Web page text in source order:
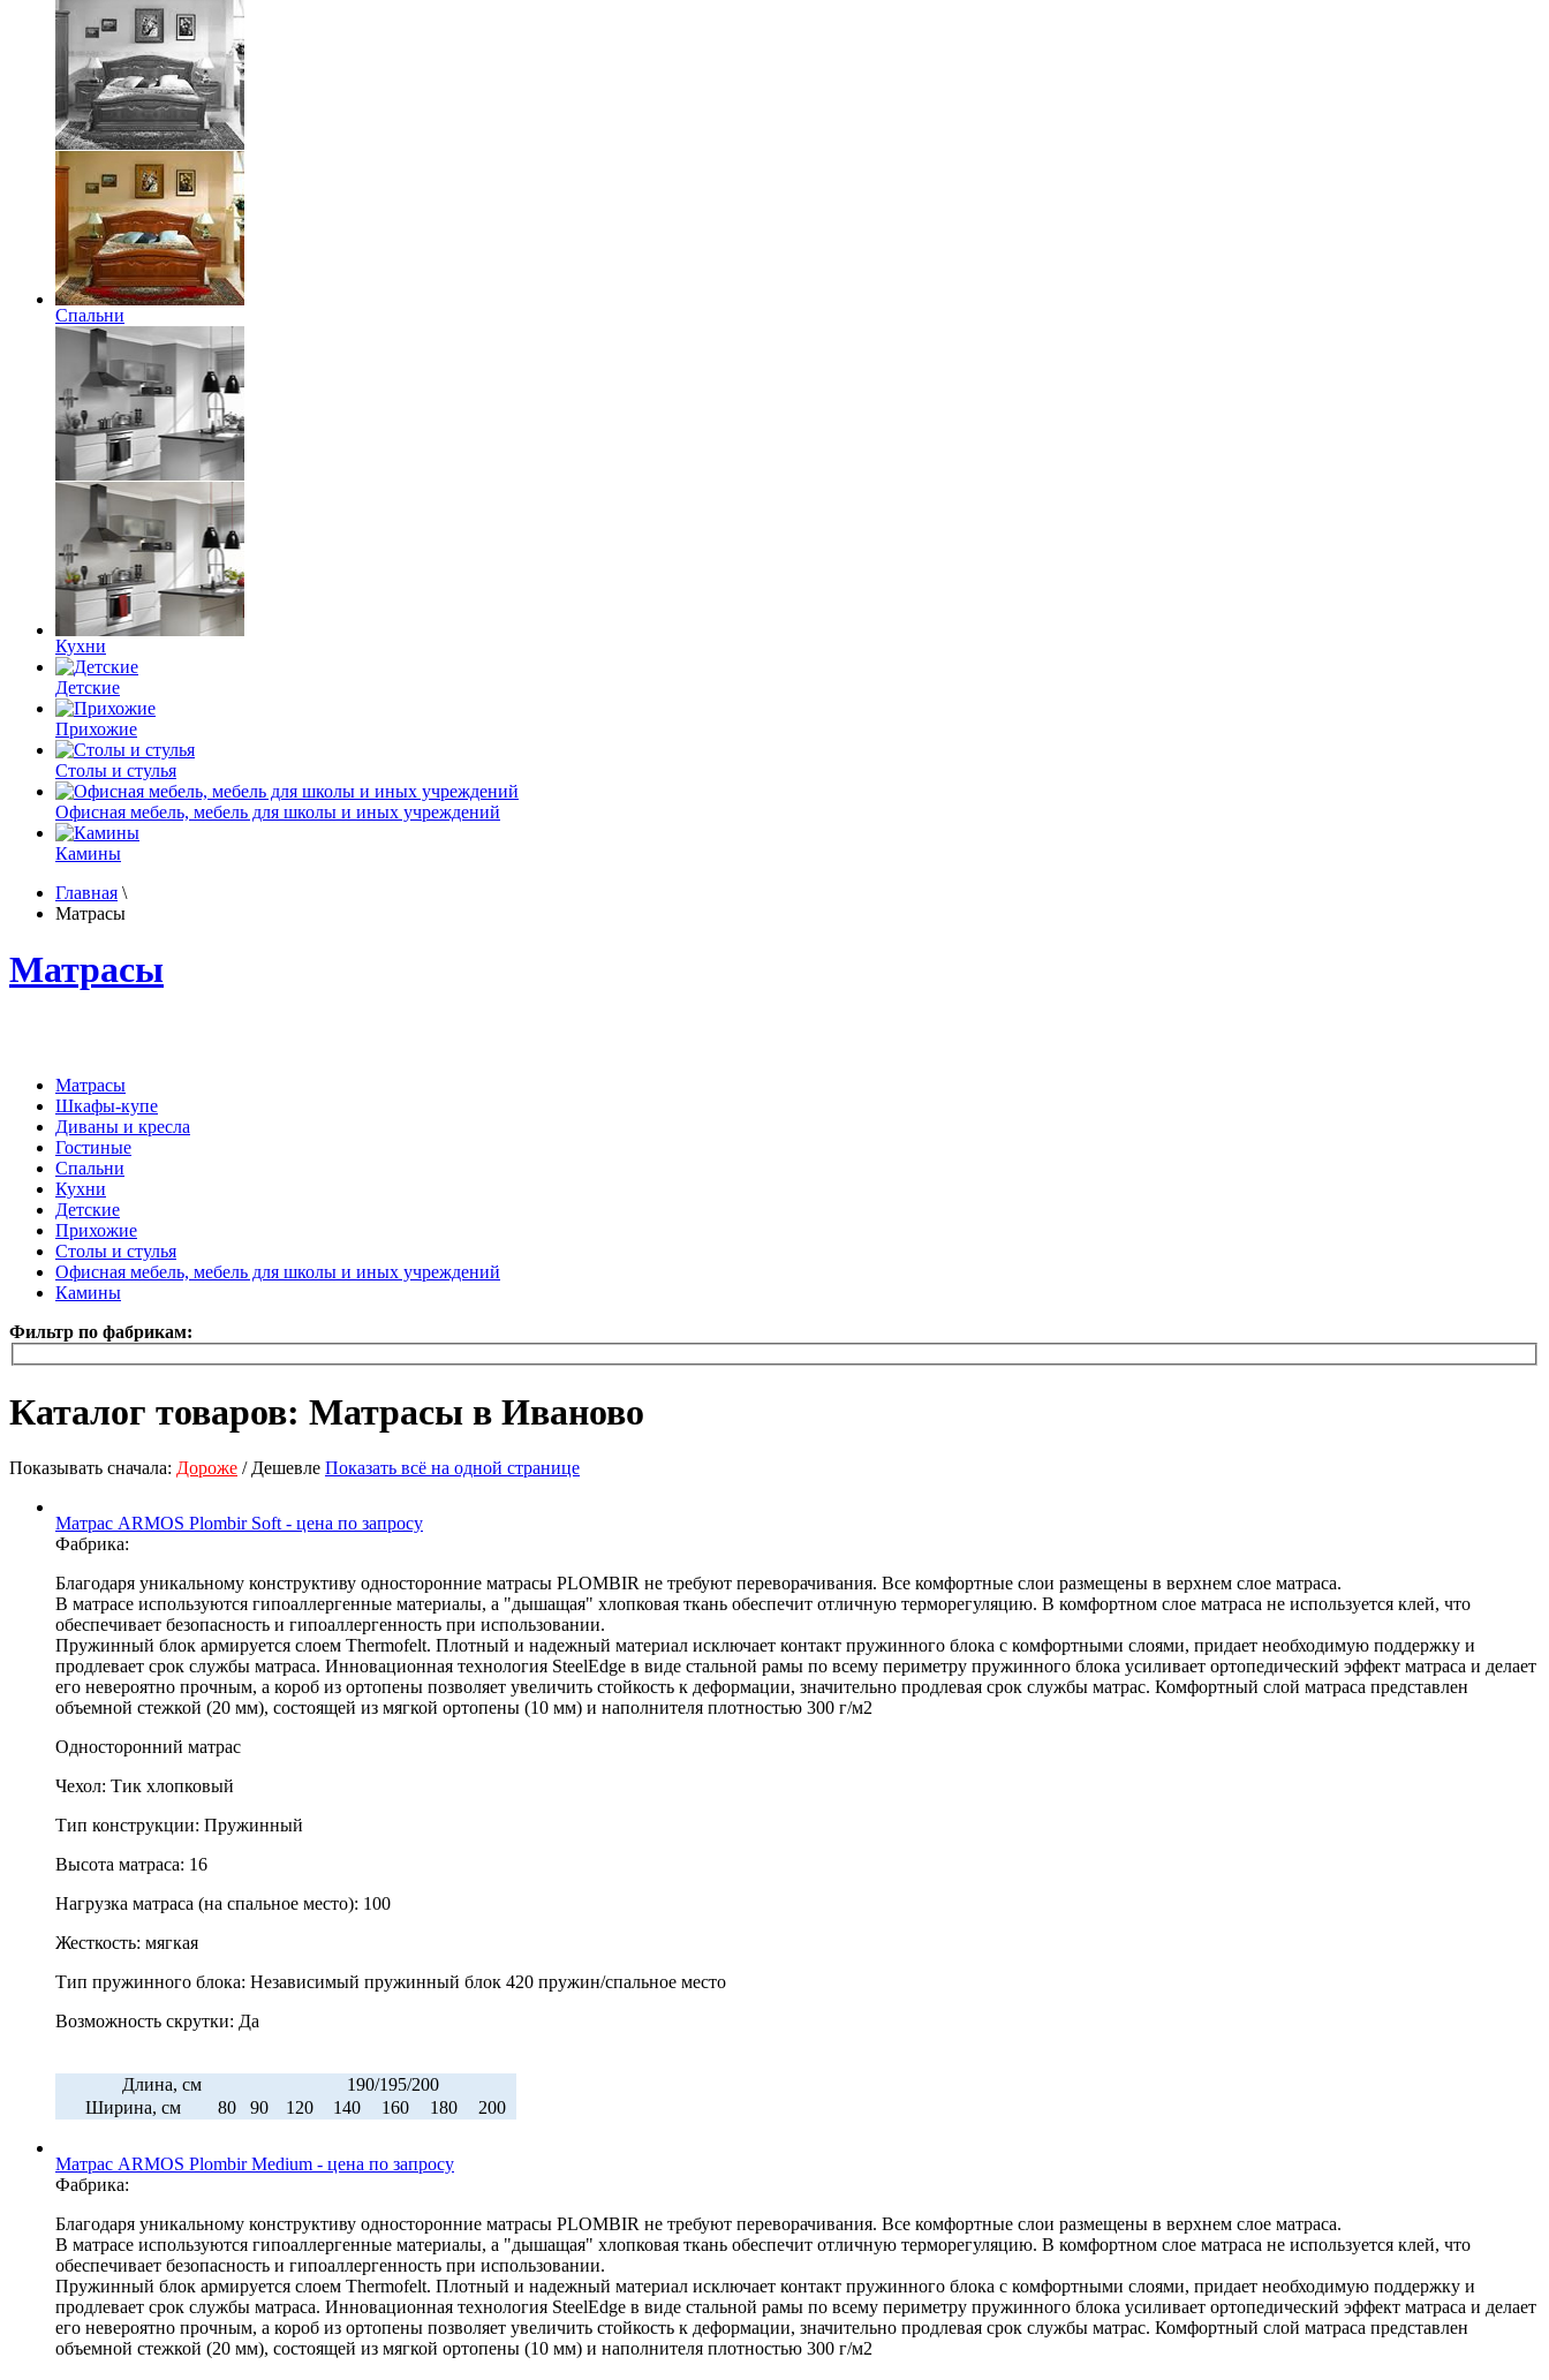
Спальни
Кухни
Детские
Прихожие
Столы и стулья
Офисная мебель, мебель для школы и иных учреждений
Камины
Главная \
Матрасы
Матрасы
Матрасы
Шкафы-купе
Диваны и кресла
Гостиные
Спальни
Кухни
Детские
Прихожие
Столы и стулья
Офисная мебель, мебель для школы и иных учреждений
Камины
Фильтр по фабрикам:
Каталог товаров: Матрасы в Иваново
Показывать сначала: Дороже / Дешевле Показать всё на одной странице
Матрас ARMOS Plombir Soft - цена по запросу
Фабрика:
Благодаря уникальному конструктиву односторонние матрасы PLOMBIR не требуют переворачивания. Все комфортные слои размещены в верхнем слое матраса.
В матрасе используются гипоаллергенные материалы, а "дышащая" хлопковая ткань обеспечит отличную терморегуляцию. В комфортном слое матраса не используется клей, что
обеспечивает безопасность и гипоаллергенность при использовании.
Пружинный блок армируется слоем Thermofelt. Плотный и надежный материал исключает контакт пружинного блока с комфортными слоями, придает необходимую поддержку и
продлевает срок службы матраса. Инновационная технология SteelEdge в виде стальной рамы по всему периметру пружинного блока усиливает ортопедический эффект матраса и делает
его невероятно прочным, а короб из ортопены позволяет увеличить стойкость к деформации, значительно продлевая срок службы матрас. Комфортный слой матраса представлен
объемной стежкой (20 мм), состоящей из мягкой ортопены (10 мм) и наполнителя плотностью 300 г/м2
Односторонний матрас
Чехол: Тик хлопковый
Тип конструкции: Пружинный
Высота матраса: 16
Нагрузка матраса (на спальное место): 100
Жесткость: мягкая
Тип пружинного блока: Независимый пружинный блок 420 пружин/спальное место
Возможность скрутки: Да
Длина, см
190/195/200
Ширина, см
80 90 120 140 160 180 200
Матрас ARMOS Plombir Medium - цена по запросу
Фабрика:
Благодаря уникальному конструктиву односторонние матрасы PLOMBIR не требуют переворачивания. Все комфортные слои размещены в верхнем слое матраса.
В матрасе используются гипоаллергенные материалы, а "дышащая" хлопковая ткань обеспечит отличную терморегуляцию. В комфортном слое матраса не используется клей, что
обеспечивает безопасность и гипоаллергенность при использовании.
Пружинный блок армируется слоем Thermofelt. Плотный и надежный материал исключает контакт пружинного блока с комфортными слоями, придает необходимую поддержку и
продлевает срок службы матраса. Инновационная технология SteelEdge в виде стальной рамы по всему периметру пружинного блока усиливает ортопедический эффект матраса и делает
его невероятно прочным, а короб из ортопены позволяет увеличить стойкость к деформации, значительно продлевая срок службы матрас. Комфортный слой матраса представлен
объемной стежкой (20 мм), состоящей из мягкой ортопены (10 мм) и наполнителя плотностью 300 г/м2